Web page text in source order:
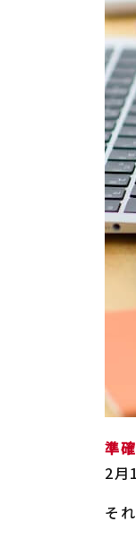
準
2月
そ